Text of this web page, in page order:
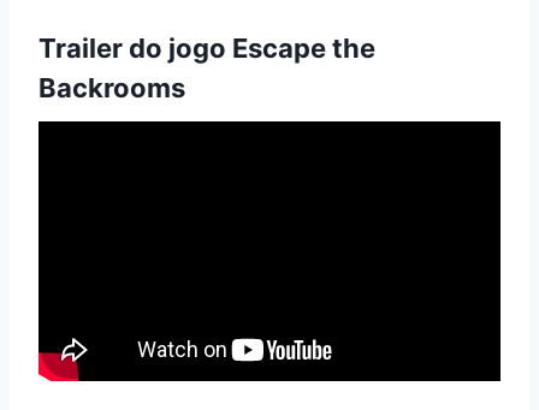
Trailer do jogo Escape the
Backrooms